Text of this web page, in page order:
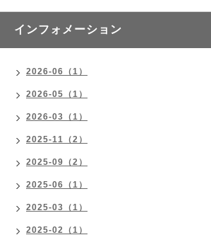
インフォメーション
2026-06（1）
2026-05（1）
2026-03（1）
2025-11（2）
2025-09（2）
2025-06（1）
2025-03（1）
2025-02（1）